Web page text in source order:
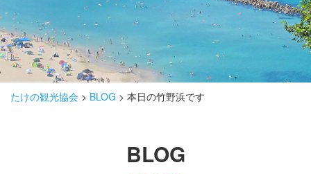
泊まる
おみやげ
たけの観光協会 > BLOG > 本日の竹野浜です
BLOG